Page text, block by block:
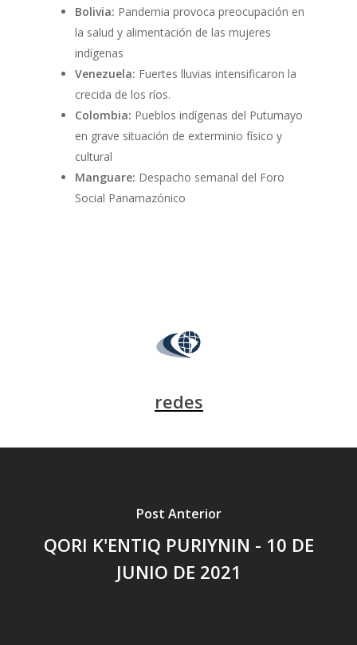
Bolivia: Pandemia provoca preocupación en
la salud y alimentación de las mujeres
indígenas
Venezuela: Fuertes lluvias intensificaron la
crecida de los ríos.
Colombia: Pueblos indígenas del Putumayo
en grave situación de exterminio físico y
cultural
Manguare: Despacho semanal del Foro
Social Panamazónico
redes
Post Anterior
QORI K'ENTIQ PURIYNIN - 10 DE
JUNIO DE 2021